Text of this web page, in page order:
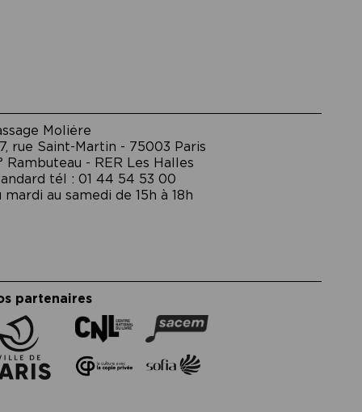
Moliėre
rue Saint-Martin - 75003 Paris
Rambuteau - RER Les Halles
tél : 01 44 54 53 00
mardi au samedi de 15h à 18h
partenaires